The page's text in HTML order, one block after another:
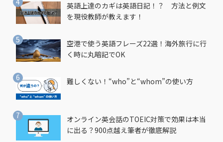
英語上達のカギは英語日記！？ 方法と例文
を現役教師が教えます！
空港で使う英語フレーズ22選！海外旅行に行
く時に丸暗記でOK
難しくない！“who”と“whom”の使い方
オンライン英会話のTOEIC対策で効果は本当
に出る？900点越え筆者が徹底解説